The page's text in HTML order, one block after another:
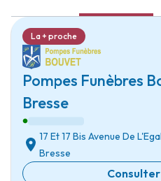
Pompes Funèbres
Bresse
La + proche
17 Et 17 Bis Avenue De
Bresse